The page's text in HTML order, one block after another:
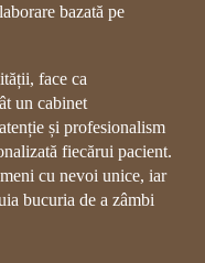
bazată pe
face ca
un cabinet
și profesionalism
fiecărui pacient.
cu nevoi unice, iar
bucuria de a zâmbi